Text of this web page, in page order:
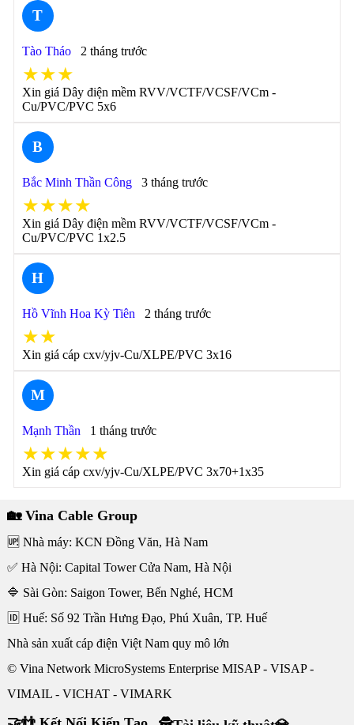
T
Tào Tháo 2 tháng trước
★★★
Xin giá Dây điện mềm RVV/VCTF/VCSF/VCm -
Cu/PVC/PVC 5x6
B
Bắc Minh Thần Công 3 tháng trước
★★★★
Xin giá Dây điện mềm RVV/VCTF/VCSF/VCm -
Cu/PVC/PVC 1x2.5
H
Hồ Vĩnh Hoa Kỳ Tiên 2 tháng trước
★★
Xin giá cáp cxv/yjv-Cu/XLPE/PVC 3x16
M
Mạnh Thần 1 tháng trước
★★★★★
Xin giá cáp cxv/yjv-Cu/XLPE/PVC 3x70+1x35
🏡 Vina Cable Group
🆙 Nhà máy: KCN Đồng Văn, Hà Nam
✅ Hà Nội: Capital Tower Cửa Nam, Hà Nội
🔷 Sài Gòn: Saigon Tower, Bến Nghé, HCM
🆔 Huế: Số 92 Trần Hưng Đạo, Phú Xuân, TP. Huế
Nhà sản xuất cáp điện Việt Nam quy mô lớn
© Vina Network MicroSystems Enterprise MISAP - VISAP -
VIMAIL - VICHAT - VIMARK